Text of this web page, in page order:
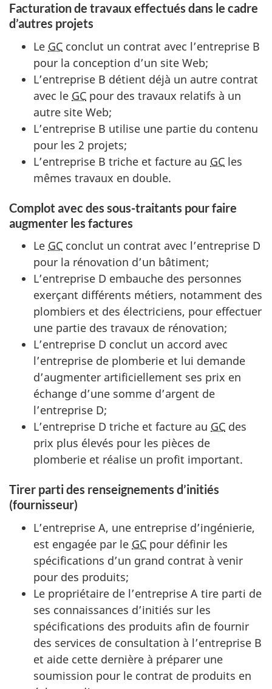
Facturation de travaux effectués dans le cadre
d’autres projets
Le GC conclut un contrat avec l’entreprise B
pour la conception d’un site Web;
L’entreprise B détient déjà un autre contrat
avec le GC pour des travaux relatifs à un
autre site Web;
L’entreprise B utilise une partie du contenu
pour les 2 projets;
L’entreprise B triche et facture au GC les
mêmes travaux en double.
Complot avec des sous-traitants pour faire
augmenter les factures
Le GC conclut un contrat avec l’entreprise D
pour la rénovation d’un bâtiment;
L’entreprise D embauche des personnes
exerçant différents métiers, notamment des
plombiers et des électriciens, pour effectuer
une partie des travaux de rénovation;
L’entreprise D conclut un accord avec
l’entreprise de plomberie et lui demande
d’augmenter artificiellement ses prix en
échange d’une somme d’argent de
l’entreprise D;
L’entreprise D triche et facture au GC des
prix plus élevés pour les pièces de
plomberie et réalise un profit important.
Tirer parti des renseignements d’initiés
(fournisseur)
L’entreprise A, une entreprise d’ingénierie,
est engagée par le GC pour définir les
spécifications d’un grand contrat à venir
pour des produits;
Le propriétaire de l’entreprise A tire parti de
ses connaissances d’initiés sur les
spécifications des produits afin de fournir
des services de consultation à l’entreprise B
et aide cette dernière à préparer une
soumission pour le contrat de produits en